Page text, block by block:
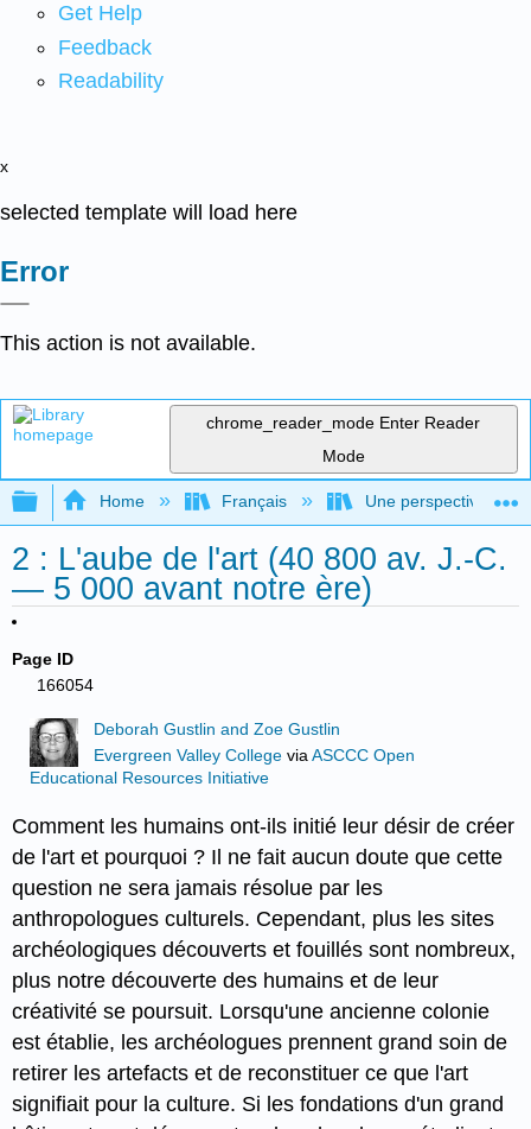
Get Help
Feedback
Readability
x
selected template will load here
Error
This action is not available.
chrome_reader_mode Enter Reader
Mode
Expand/collapse global hierarchy
Home Français Une perspective
2 : L'aube de l'art (40 800 av. J.-C.
— 5 000 avant notre ère)
Page ID
166054
Deborah Gustlin and Zoe Gustlin
Evergreen Valley College viaASCCC Open
Educational Resources Initiative
Comment les humains ont-ils initié leur désir de créer
de l'art et pourquoi ? Il ne fait aucun doute que cette
question ne sera jamais résolue par les
anthropologues culturels. Cependant, plus les sites
archéologiques découverts et fouillés sont nombreux,
plus notre découverte des humains et de leur
créativité se poursuit. Lorsqu'une ancienne colonie
est établie, les archéologues prennent grand soin de
retirer les artefacts et de reconstituer ce que l'art
signifiait pour la culture. Si les fondations d'un grand